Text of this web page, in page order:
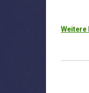
Weitere